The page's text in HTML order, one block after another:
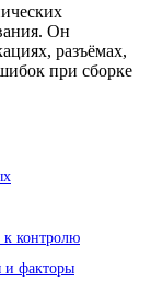
Он
разъёмах,
при сборке
к контролю
и факторы